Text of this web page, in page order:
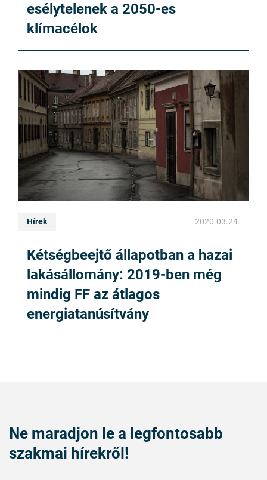
esélytelenek a 2050-es
klímacélok
Hírek 2020.03.24.
Kétségbeejtő állapotban a hazai
lakásállomány: 2019-ben még
mindig FF az átlagos
energiatanúsítvány
Ne maradjon le a legfontosabb
szakmai hírekről!